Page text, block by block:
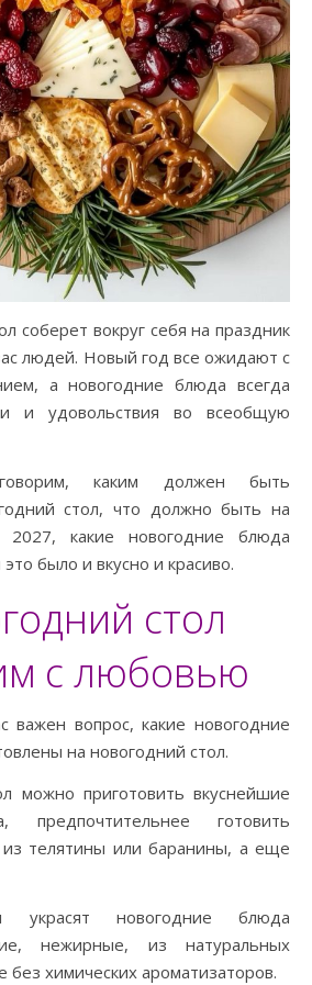
соберет вокруг себя на праздник
людей. Новый год все ожидают с
а новогодние блюда всегда
и удовольствия во всеобщую
каким должен быть
стол, что должно быть на
2027, какие новогодние блюда
было и вкусно и красиво.
стол
с любовью
важен вопрос, какие новогодние
на новогодний стол.
можно приготовить вкуснейшие
готовить
телятины или баранины, а еще
украсят новогодние блюда
нежирные, из натуральных
химических ароматизаторов.